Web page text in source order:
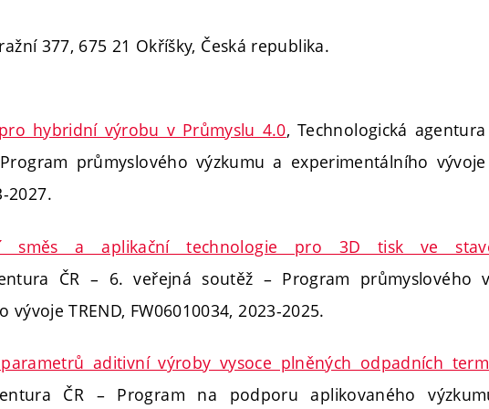
377, 675 21 Okříšky, Česká republika.
hybridní výrobu v Průmyslu 4.0, Technologická
průmyslového výzkumu a experimentálního vývoje
2027.
směs a aplikační technologie pro 3D tisk ve
ČR – 6. veřejná soutěž – Program průmyslového
TREND, FW06010034, 2023-2025.
aditivní výroby vysoce plněných odpadních
ČR – Program na podporu aplikovaného